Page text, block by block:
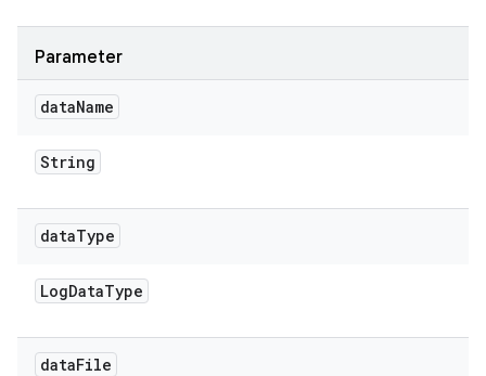
Parameter
dataName
String
dataType
LogDataType
dataFile